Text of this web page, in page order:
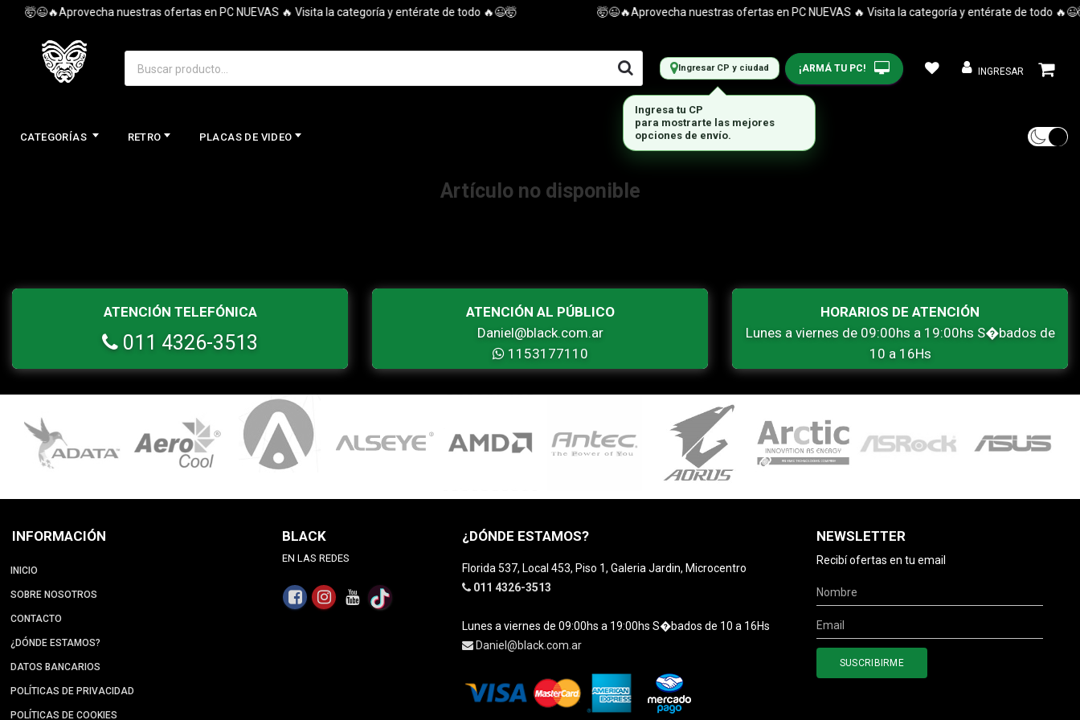
🤯😉🔥Aprovecha nuestras ofertas en PC NUEVAS 🔥 Visita la categoría y entérate de todo 🔥😉🤯 🤯😉🔥Aprovecha nuestras ofertas en PC NUEVAS 🔥 Visita la categoría y entérate de todo 🔥😉🤯
Ingresar CP y ciudad ¡ARMÁ TU PC! INGRESAR
CATEGORÍAS RETRO PLACAS DE VIDEO
Artículo no disponible
ATENCIÓN TELEFÓNICA
011 4326-3513
ATENCIÓN AL PÚBLICO
Daniel@black.com.ar
1153177110
HORARIOS DE ATENCIÓN
Lunes a viernes de 09:00hs a 19:00hs S�bados de
10 a 16Hs
INFORMACIÓN
INICIO
SOBRE NOSOTROS
CONTACTO
¿DÓNDE ESTAMOS?
DATOS BANCARIOS
POLÍTICAS DE PRIVACIDAD
POLÍTICAS DE COOKIES
BLACK
EN LAS REDES
¿DÓNDE ESTAMOS?
Florida 537, Local 453, Piso 1, Galeria Jardin, Microcentro
011 4326-3513
Lunes a viernes de 09:00hs a 19:00hs S�bados de 10 a 16Hs
Daniel@black.com.ar
NEWSLETTER
Recibí ofertas en tu email
Ingresa tu CP
para mostrarte las mejores
opciones de envío.